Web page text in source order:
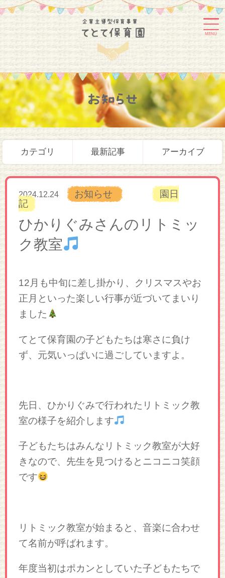
MENU
お知らせ
カテゴリ 最新記事 アーカイブ
2024.12.24 お知らせ
園日
記
ひかりぐみさんのリトミッ
ク教室
12月も中旬に差し掛かり、クリスマスやお
正月といった楽しい行事が近づいてまいり
ました
てとて保育園の子どもたちは寒さに負け
ず、元気いっぱいに過ごしていますよ。
先日、ひかりぐみで行われたリトミック教
室の様子を紹介します
子どもたちはみんなリトミック教室が大好
きなので、先生を見つけるとニコニコ笑顔
です
リトミック教室が始まると、音楽に合わせ
て名前が呼ばれます。
年度当初はポカンとしていた子どもたちで